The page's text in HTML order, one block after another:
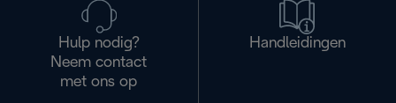
Hulp nodig?
Neem contact
met ons op
Handleidingen